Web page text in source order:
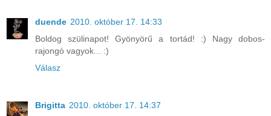
duende 2010. október 17. 14:33
Boldog szülinapot! Gyönyörű a tortád! :) Nagy dobos-
rajongó vagyok... :)
Válasz
Brigitta 2010. október 17. 14:37